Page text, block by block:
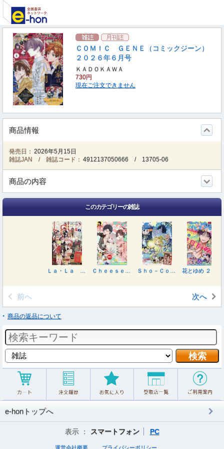
ＣＯＭＩＣ ＧＥＮＥ（コミックジーン）
２０２６年６月号
ＫＡＤＯＫＡＷＡ
730円
現在ご注文できません
商品情報
発売日： 2026年5月15日
雑誌JAN / 雑誌コード： 4912137050666 / 13705-06
商品の内容
このカテゴリーの雑誌
前へ 次へ
商品の返品について
e-honトップへ
表示 ： スマートフォン PC
運営会社概要 プライバシーポリシー